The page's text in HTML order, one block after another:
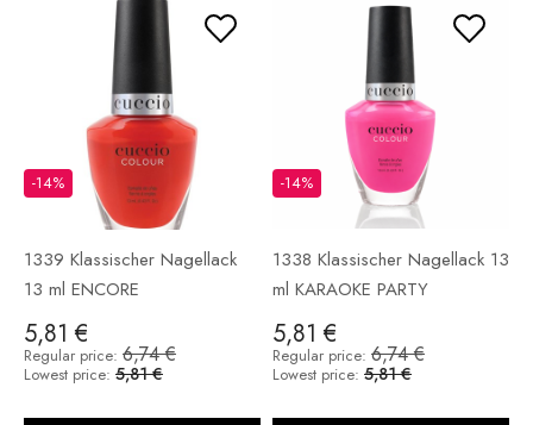
1339 Klassischer Nagellack
13 ml ENCORE
5,81 €
-14%
Regular price: 6,74 €
Lowest price: 5,81 €
1338 Klassischer Nagellack 13
ml KARAOKE PARTY
5,81 €
-14%
Regular price: 6,74 €
Lowest price: 5,81 €